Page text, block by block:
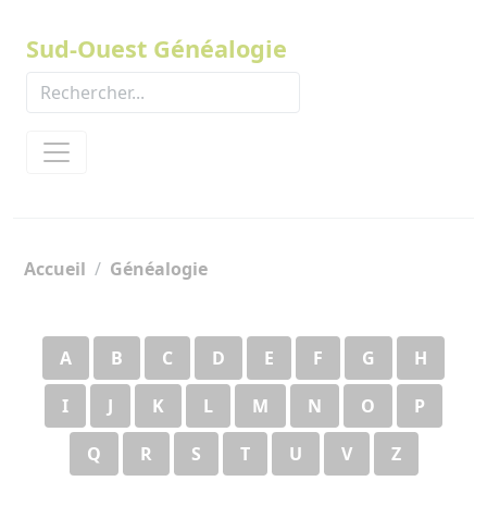
Sud-Ouest Généalogie
Accueil Généalogie
A B C D E F G
H
I
J K L M N O
P
Q
R S T U V Z